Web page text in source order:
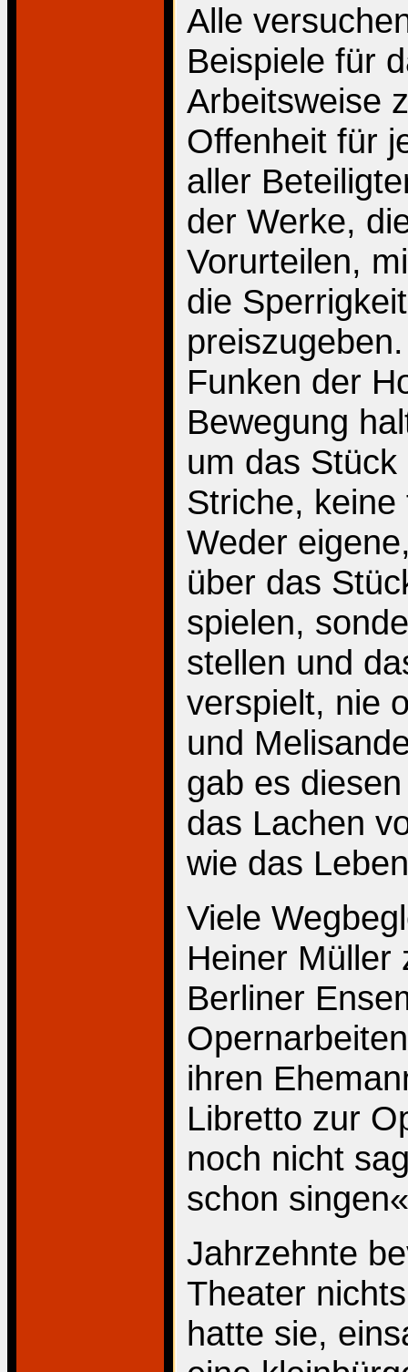
Alle
Beispiele für
Arbeitsweise
Offenheit für
aller
der Werke,
Vorurteilen,
die
Funken der
Bewegung
um das
Striche,
Weder
über das
spielen,
stellen und
verspielt, nie
und
gab es
das Lachen
wie das
Viele
Heiner Müller
Berliner
ihren
Libretto zur
noch nicht
schon
Jahrzehnte
Theater
hatte sie,